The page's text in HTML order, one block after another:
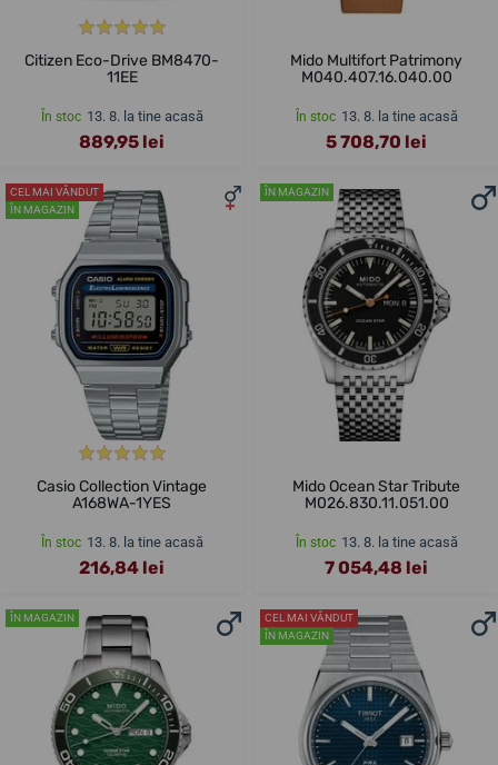
Citizen Eco-Drive BM8470-
11EE
În stoc 13. 8. la tine acasă
889,95 lei
Mido Multifort Patrimony
M040.407.16.040.00
În stoc 13. 8. la tine acasă
5 708,70 lei
CEL MAI VÂNDUT
ÎN MAGAZIN
Casio Collection Vintage
A168WA-1YES
În stoc 13. 8. la tine acasă
216,84 lei
ÎN MAGAZIN
Mido Ocean Star Tribute
M026.830.11.051.00
În stoc 13. 8. la tine acasă
7 054,48 lei
ÎN MAGAZIN
CEL MAI VÂNDUT
ÎN MAGAZIN